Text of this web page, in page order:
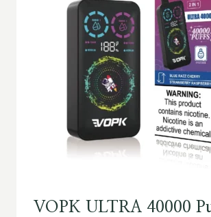
VOPK ULTRA 40000